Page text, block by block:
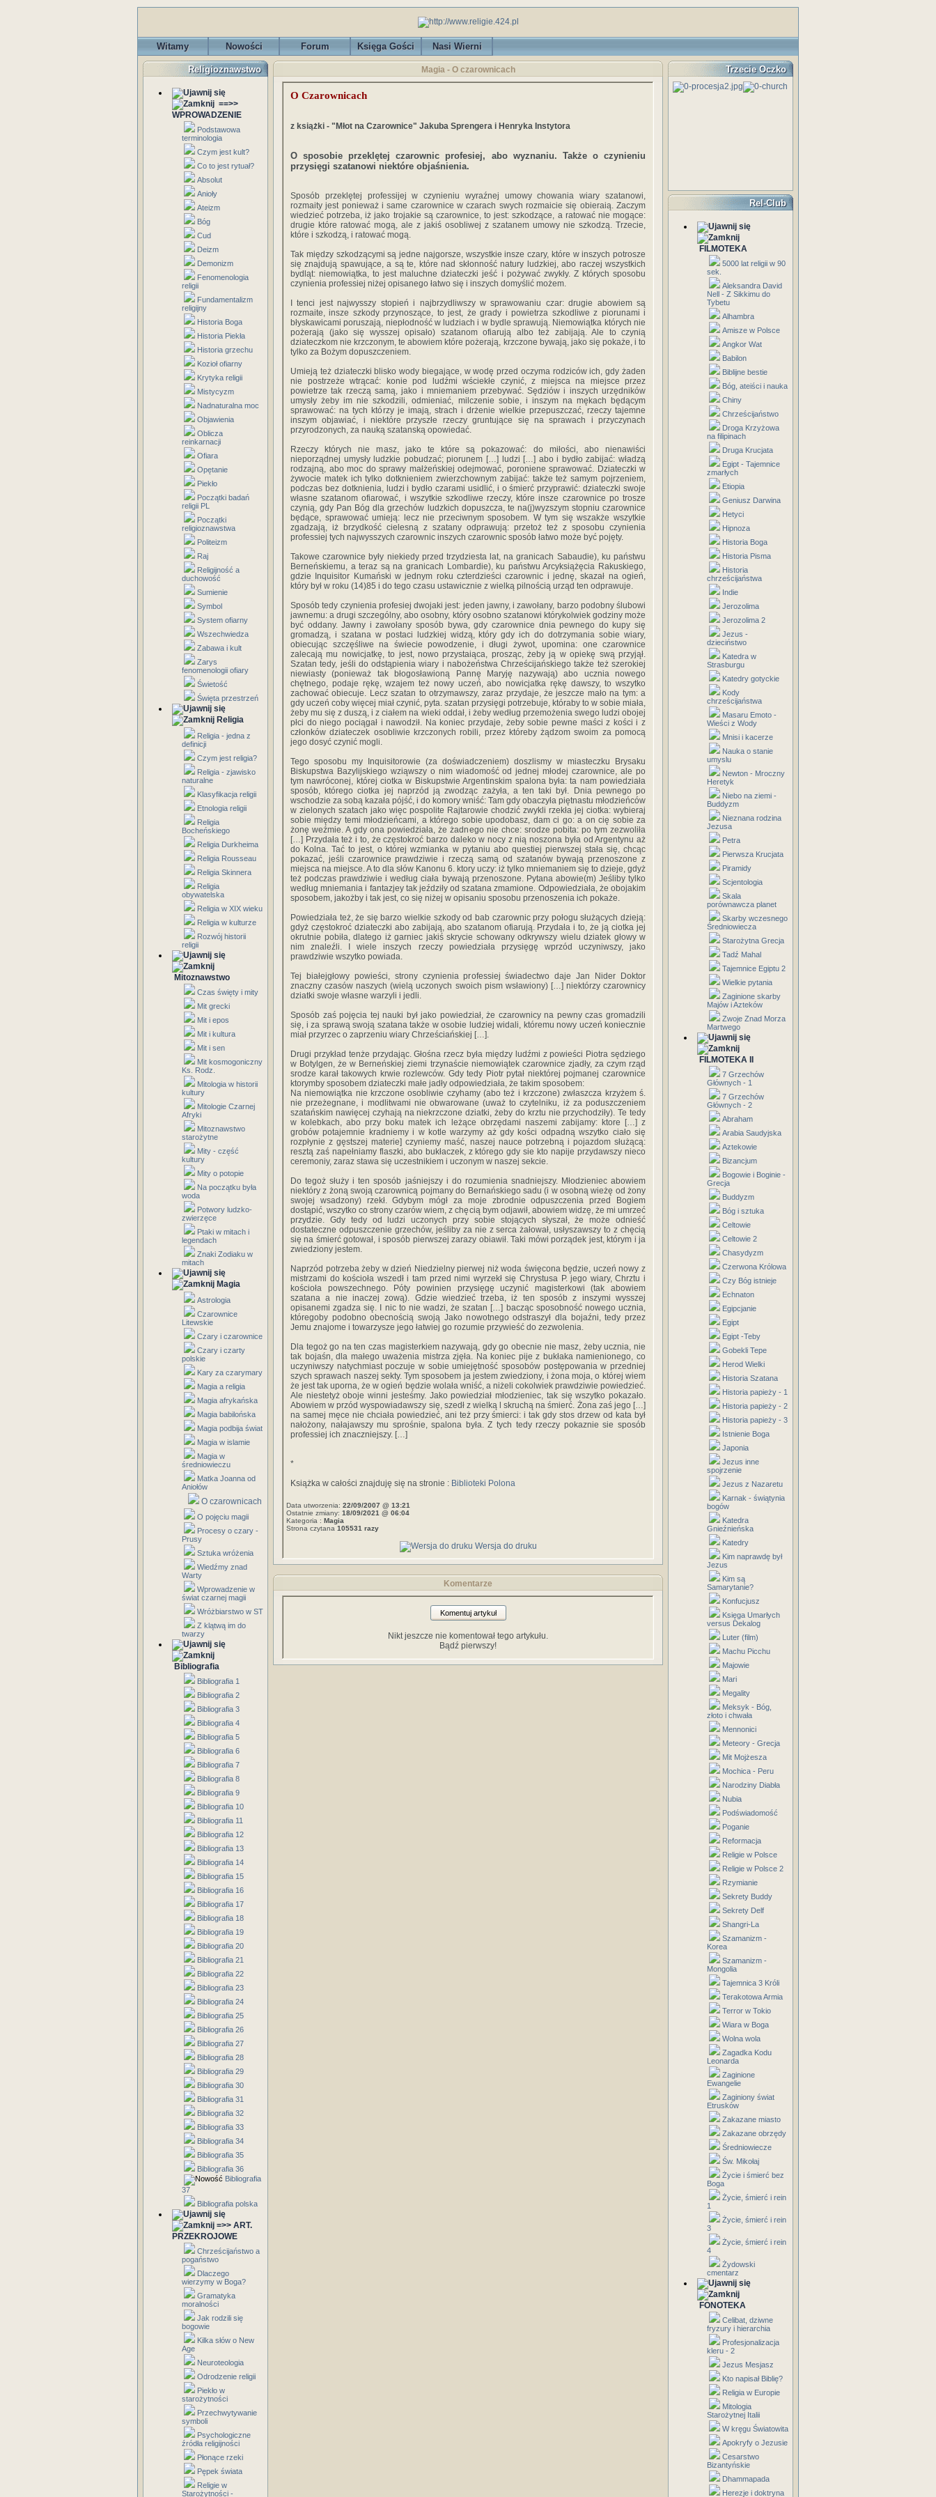
Witamy Nowości Forum Księga Gości Nasi Wierni
Religioznawstwo
==>>
WPROWADZENIE
Podstawowa
terminologia
Czym jest kult?
Co to jest rytuał?
Absolut
Anioły
Ateizm
Bóg
Cud
Deizm
Demonizm
Fenomenologia
religii
Fundamentalizm
religijny
Historia Boga
Historia Piekła
Historia grzechu
Kozioł ofiarny
Krytyka religii
Mistycyzm
Nadnaturalna moc
Objawienia
Oblicza
reinkarnacji
Ofiara
Opętanie
Piekło
Początki badań
religii PL
Początki
religioznawstwa
Politeizm
Raj
Religijność a
duchowość
Sumienie
Symbol
System ofiarny
Wszechwiedza
Zabawa i kult
Zarys
fenomenologii ofiary
Świetość
Święta przestrzeń
Religia
Religia - jedna z
definicji
Czym jest religia?
Religia - zjawisko
naturalne
Klasyfikacja religii
Etnologia religii
Religia
Bocheńskiego
Religia Durkheima
Religia Rousseau
Religia Skinnera
Religia
obywatelska
Religia w XIX wieku
Religia w kulturze
Rozwój historii
religii
Mitoznawstwo
Czas święty i mity
Mit grecki
Mit i epos
Mit i kultura
Mit i sen
Mit kosmogoniczny
Ks. Rodz.
Mitologia w historii
kultury
Mitologie Czarnej
Afryki
Mitoznawstwo
starożytne
Mity - część
kultury
Mity o potopie
Na początku była
woda
Potwory ludzko-
zwierzęce
Ptaki w mitach i
legendach
Znaki Zodiaku w
mitach
Magia
Astrologia
Czarownice
Litewskie
Czary i czarownice
Czary i czarty
polskie
Kary za czarymary
Magia a religia
Magia afrykańska
Magia babilońska
Magia podbija świat
Magia w islamie
Magia w
średniowieczu
Matka Joanna od
Aniołów
O czarownicach
O pojęciu magii
Procesy o czary -
Prusy
Sztuka wróżenia
Wiedźmy znad
Warty
Wprowadzenie w
świat czarnej magii
Wróżbiarstwo w ST
Z klątwą im do
twarzy
Bibliografia
Bibliografia 1
Bibliografia 2
Bibliografia 3
Bibliografia 4
Bibliografia 5
Bibliografia 6
Bibliografia 7
Bibliografia 8
Bibliografia 9
Bibliografia 10
Bibliografia 11
Bibliografia 12
Bibliografia 13
Bibliografia 14
Bibliografia 15
Bibliografia 16
Bibliografia 17
Bibliografia 18
Bibliografia 19
Bibliografia 20
Bibliografia 21
Bibliografia 22
Bibliografia 23
Bibliografia 24
Bibliografia 25
Bibliografia 26
Bibliografia 27
Bibliografia 28
Bibliografia 29
Bibliografia 30
Bibliografia 31
Bibliografia 32
Bibliografia 33
Bibliografia 34
Bibliografia 35
Bibliografia 36
Bibliografia
37
Bibliografia polska
=>> ART.
PRZEKROJOWE
Chrześcijaństwo a
pogaństwo
Dlaczego
wierzymy w Boga?
Gramatyka
moralności
Jak rodzili się
bogowie
Kilka słów o New
Age
Neuroteologia
Odrodzenie religii
Piekło w
starożytności
Przechwytywanie
symboli
Psychologiczne
źródła religijności
Płonące rzeki
Pępek świata
Religie w
Starożytności -
Magia - O czarownicach
O Czarownicach
z książki - "Młot na Czarownice" Jakuba Sprengera i Henryka Instytora
O sposobie przeklętej czarownic profesiej, abo wyznaniu. Także o czynieniu
przysięgi szatanowi niektóre objaśnienia.
Sposób przeklętej professijej w czynieniu wyraźnej umowy chowania wiary szatanowi,
rozmaity jest ponieważ i same czarownice w czarach swych rozmaicie się obieraią. Zaczym
wiedzieć potrzeba, iż jako trojakie są czarownice, to jest: szkodzące, a ratować nie mogące:
drugie które ratować mogą, ale z jakiś osobliwej z szatanem umowy nie szkodzą. Trzecie,
które i szkodzą, i ratować mogą.
Tak między szkodzącymi są jedne najgorsze, wszystkie insze czary, które w inszych potrosze
się znajdują spawujące, a są te, które nad skłonność natury ludzkiej, abo raczej wszystkich
bydląt: niemowiątka, to jest maluchne dziateczki jeść i pożywać zwykły. Z których sposobu
czynienia professiej niżej opisanego łatwo się i inszych domyślić możem.
I tenci jest najwysszy stopień i najbrzydliwszy w sprawowaniu czar: drugie abowiem są
rozmaite, insze szkody przynoszące, to jest, że grady i powietrza szkodliwe z piorunami i
błyskawicami poruszają, niepłodność w ludziach i w bydle sprawują. Niemowiątka których nie
pożerają (jako się wysszej opisało) szatanom ofiarują albo też zabijają. Ale to czynią
dziateczkom nie krzczonym, te abowiem które pożerają, krzczone bywają, jako się pokaże, i to
tylko za Bożym dopuszczeniem.
Umieją też dziateczki blisko wody biegające, w wodę przed oczyma rodziców ich, gdy żaden
nie postrzeże wtrącać: konie pod ludźmi wściekłe czynić, z miejsca na miejsce przez
powietrze tak rzeczą samą, jako i mniemaniem przebywać. Sędziów i inszych urzędników
umysły żeby im nie szkodzili, odmieniać, milczenie sobie, i inszym na mękach będącym
sprawować: na tych którzy je imają, strach i drżenie wielkie przepuszczać, rzeczy tajemne
inszym objawiać, i niektóre przyszłe rzeczy gruntujące się na sprawach i przyczynach
przyrodzonych, za nauką szatanską opowiedać.
Rzeczy których nie masz, jako te które są pokazować: do miłości, abo nienawiści
nieporządnej umysły ludzkie pobudzać; piorunem […] ludzi […] abo i bydło zabijać: władzą
rodzajną, abo moc do sprawy małżeńskiej odejmować, poroniene sprawować. Dziateczki w
żywocie matek ich tylko dotknieniem zwierzchownym zabijać: także też samym pojrzeniem,
podczas bez dotknienia, ludzi i bydło czarami usidlić, i o śmierć przyprawić: dziateczki swoje
własne szatanom ofiarować, i wszytkie szkodliwe rzeczy, które insze czarownice po trosze
czynią, gdy Pan Bóg dla grzechów ludzkich dopuszcza, te na(j)wyzszym stopniu czarownice
będące, sprawować umieją: lecz nie przeciwnym sposobem. W tym się wszakże wszytkie
zgadzają, iż brzydkość cielesną z szatany odprawują: przetoż też z sposobu czynienia
professiej tych najwysszych czarownic inszych czarownic sposób łatwo może być pojęty.
Takowe czarownice były niekiedy przed trzydziesta lat, na granicach Sabaudie), ku państwu
Berneńskiemu, a teraz są na granicach Lombardie), ku państwu Arcyksiążęcia Rakuskiego,
gdzie Inquisitor Kumański w jednym roku czterdzieści czarownic i jednę, skazał na ogień,
który był w roku (14)85 i do tego czasu ustawicznie z wielką pilnością urząd ten odprawuje.
Sposób tedy czynienia profesiej dwojaki jest: jeden jawny, i zawołany, barzo podobny ślubowi
jawnemu: a drugi szczególny, abo osobny, który osobno szatanowi którykolwiek godziny może
być oddany. Jawny i zawołany sposób bywa, gdy czarownice dnia pewnego do kupy się
gromadzą, i szatana w postaci ludzkiej widzą, który gdy ich do dotrzymania sobie wiary,
obiecując szczęśliwe na świecie powodzenie, i długi żywot, upomina: one czarownice
zalecają mu nowicjatkę, to jest, nowo przystaiąca, prosząc, żeby ją w opiekę swą przyjął.
Szatan tedy, jeśli do odstąpienia wiary i nabożeństwa Chrześcijańskiego także też szerokiej
niewiasty (ponieważ tak błogosławioną Pannę Maryję nazywają) abo ucznia nowego
chętnego, podaje rękę, wzajem też nowy uczeń, abo nowicjatka rękę dawszy, to wszytko
zachować obiecuje. Lecz szatan to otrzymawszy, zaraz przydaje, że jeszcze mało na tym: a
gdy uczeń coby więcej miał czynić, pyta. szatan przysięgi potrzebuje, któraby to w sobie miała,
żeby mu się z duszą, i z ciałem na wieki oddał, i żeby według przemożenia swego ludzi obojej
płci do niego pociągał i nawodził. Na koniec przydaje, żeby sobie pewne maści z kości i z
członków dziateczek osobliwie krzczonych robili, przez któreby żądzom swoim za pomocą
jego dosyć czynić mogli.
Tego sposobu my Inquisitorowie (za doświadczeniem) doszlismy w miasteczku Brysaku
Biskupstwa Bazylijskiego wziąwszy o nim wiadomość od jednej młodej czarownice, ale po
tym nawróconej, której ciotka w Biskupstwie Argentinskim spalona była: ta nam powiedziała
sposób, którego ciotka jej naprzód ją zwodząc zażyła, a ten taki był. Dnia pewnego po
wschodzie za sobą kazała pójść, i do komory wniść: Tam gdy obaczyła piętnastu młodzieńców
w zielonych szatach jako więc pospolite Rajtarowie chodzić zwykli rzekła jej ciotka: wybieraj
sobie między temi młodzieńcami, a którego sobie upodobasz, dam ci go: a on cię sobie za
żonę weźmie. A gdy ona powiedziała, że żadnego nie chce: srodze pobita: po tym zezwoliła
[…] Przydała też i to, że częstokroć barzo daleko w nocy z nią noszona była od Argentynu aż
do Kolna. Tać to jest, o której wzmianka w pytaniu abo questiej pierwszej stała się, chcąc
pokazać, jeśli czarownice prawdziwie i rzeczą samą od szatanów bywają przenoszone z
miejsca na miejsce. A to dla słów Kanonu 6. ktory uczy: iż tylko mniemaniem się to dzieje, gdyż
też podczas prawdziwie i według ciała bywają przenoszone. Pytana abowie(m) Jeśliby tylko
według mniemania i fantazjey tak jeździły od szatana zmamione. Odpowiedziała, że obojakim
sposobem, jakożby i tak jest, co się niżej w opisaniu sposobu przenoszenia ich pokaże.
Powiedziała też, że się barzo wielkie szkody od bab czarownic przy połogu służących dzieją:
gdyż częstokroć dziateczki abo zabijają, abo szatanom ofiarują. Przydała i to, że ją ciotka jej
okrutnie pobiła, dlatego iż garniec jakiś skrycie schowany odkrywszy wielu dziatek głowy w
nim znaleźli. I wiele inszych rzeczy powiedziała przysięgę wprzód uczyniwszy, jako
prawdziwie wszytko powiada.
Tej białejgłowy powieści, strony czynienia professiej świadectwo daje Jan Nider Doktor
znaczny czasów naszych (wielą uczonych swoich pism wsławiony) […] niektórzy czarownicy
dziatki swoje własne warzyli i jedli.
Sposób zaś pojęcia tej nauki był jako powiedział, że czarownicy na pewny czas gromadzili
się, i za sprawą swoją szatana także w osobie ludziej widali, któremu nowy uczeń koniecznie
miał przyrzec o zaprzeniu wiary Chrześciańskiej […].
Drugi przykład tenże przydając. Głośna rzecz była między ludźmi z powieści Piotra sędziego
w Botylgen, że w Berneńskiej ziemi trzynaście niemowiątek czarownice zjadły, za czym rząd
srodze karał takowych krwie rozlewców. Gdy tedy Piotr pytał niektórej pojmanej czarownice
ktorymby sposobem dziateczki małe jadły odpowiedziała, że takim sposobem:
Na niemowiątka nie krzczone osobliwie czyhamy (abo też i krzczone) zwłaszcza krzyżem ś.
nie przeżegnane, i modlitwami nie obwarowane (uważ to czytelniku, iż za poduszczeniem
szatańskim nawięcej czyhają na niekrzczone dziatki, żeby do krztu nie przychodziły). Te tedy
w kolebkach, abo przy boku matek ich leżące obrzędami naszemi zabijamy: ktore […] z
grobów potajemnie kradniemy i w kotle warzymy aż gdy kości odpadną wszytko ciało się
rozpłynie z gęstszej materie] czyniemy maść, naszej nauce potrzebną i pojazdom służącą:
resztą zaś napełniamy flaszki, abo bukłaczek, z którego gdy sie kto napije przydawszy nieco
ceremoniy, zaraz stawa się uczestnikiem i uczonym w naszej sekcie.
Do tegoż służy i ten sposób jaśniejszy i do rozumienia snadniejszy. Młodzieniec abowiem
niektóry z żoną swoją czarownicą pojmany do Bernańskiego sadu (i w osobną wieżę od żony
swojej wsadzony) rzekł. Gdybym mógł za moje zbrodnie odpuszczenia przed Bogiem
dostąpić, wszytko co strony czarów wiem, z chęcią bym odjawił, abowiem widzę, że mi umrzeć
przydzie. Gdy tedy od ludzi uczonych przy sobie stojących słyszał, że może odnieść
dostateczne odpuszczenie grzechów, jeśliby za nie z serca żałował, usłyszawszy to z chęcią
się na śmierć gotował, i sposób pierwszej zarazy obiawił. Taki mówi porządek jest, którym i ja
zwiedziony jestem.
Naprzód potrzeba żeby w dzień Niedzielny pierwej niż woda święcona będzie, uczeń nowy z
mistrzami do kościoła wszedł i tam przed nimi wyrzekł się Chrystusa P. jego wiary, Chrztu i
kościoła powszechnego. Póty powinien przysięgę uczynić magisterkowi (tak abowiem
szatana a nie inaczej zową). Gdzie wiedzieć trzeba, iż ten sposób z inszymi wysszej
opisanemi zgadza się. I nic to nie wadzi, że szatan […] bacząc sposobność nowego ucznia,
któregoby podobno obecnością swoją Jako nowotnego odstraszył dla bojaźni, tedy przez
Jemu znajome i towarzysze jego łatwiej go rozumie przywieść do zezwolenia.
Dla tegoż go na ten czas magisterkiem nazywają, gdy go obecnie nie masz, żeby ucznia, nie
tak bojaśn, dla małego uważenia mistrza zjęła. Na koniec pije z bukłaka namienionego, co
uczyniwszy natychmiast poczuje w sobie umiejętność sposobów postępowania w przedniej
szych sprawach naszej sekty. Tym sposobem ja jestem zwiedziony, i żona moja, o której wiem
że jest tak uporna, że w ogień będzie wolała wniść, a niżeli cokolwiek prawdziwie powiedzieć.
Ale niestetyż oboje winni jesteśmy. Jako powiedział młodzieniec, tak się wszytko pokazało.
Abowiem w przód wyspowiadawszy się, szedł z wielką l skruchą na śmierć. Żona zaś jego […]
na samej męce nie chciała powiedzieć, ani też przy śmierci: i tak gdy stos drzew od kata był
nałożony, nałajawszy mu sprośnie, spalona była. Z tych tedy rzeczy pokaznie sie sposób
professiej ich znaczniejszy. […]
*
Książka w całości znajduję się na stronie : Biblioteki Polona
Data utworzenia: 22/09/2007 @ 13:21
Ostatnie zmiany: 18/09/2021 @ 06:04
Kategoria : Magia
Strona czytana 105531 razy
Wersja do druku
Komentarze
Komentuj artykuł
Nikt jeszcze nie komentował tego artykułu.
Bądź pierwszy!
Trzecie Oczko
Rel-Club
FILMOTEKA
5000 lat religii w 90
sek.
Aleksandra David
Nell - Z Sikkimu do
Tybetu
Alhambra
Amisze w Polsce
Angkor Wat
Babilon
Biblijne bestie
Bóg, ateiści i nauka
Chiny
Chrześcijaństwo
Droga Krzyżowa
na filipinach
Druga Krucjata
Egipt - Tajemnice
zmarłych
Etiopia
Geniusz Darwina
Hetyci
Hipnoza
Historia Boga
Historia Pisma
Historia
chrześcijaństwa
Indie
Jerozolima
Jerozolima 2
Jezus -
dzieciństwo
Katedra w
Strasburgu
Katedry gotyckie
Kody
chrześcijaństwa
Masaru Emoto -
Wieści z Wody
Mnisi i kacerze
Nauka o stanie
umyslu
Newton - Mroczny
Heretyk
Niebo na ziemi -
Buddyzm
Nieznana rodzina
Jezusa
Petra
Pierwsza Krucjata
Piramidy
Scjentologia
Skala
porównawcza planet
Skarby wczesnego
Średniowiecza
Starożytna Grecja
Tadź Mahal
Tajemnice Egiptu 2
Wielkie pytania
Zaginione skarby
Majów i Azteków
Zwoje Znad Morza
Martwego
FILMOTEKA II
7 Grzechów
Głównych - 1
7 Grzechów
Głównych - 2
Abraham
Arabia Saudyjska
Aztekowie
Bizancjum
Bogowie i Boginie -
Grecja
Buddyzm
Bóg i sztuka
Celtowie
Celtowie 2
Chasydyzm
Czerwona Królowa
Czy Bóg istnieje
Echnaton
Egipcjanie
Egipt
Egipt -Teby
Gobekli Tepe
Herod Wielki
Historia Szatana
Historia papieży - 1
Historia papieży - 2
Historia papieży - 3
Istnienie Boga
Japonia
Jezus inne
spojrzenie
Jezus z Nazaretu
Karnak - świątynia
bogów
Katedra
Gnieźnieńska
Katedry
Kim naprawdę był
Jezus
Kim są
Samarytanie?
Konfucjusz
Księga Umarłych
versus Dekalog
Luter (film)
Machu Picchu
Majowie
Mari
Megality
Meksyk - Bóg,
złoto i chwała
Mennonici
Meteory - Grecja
Mit Mojżesza
Mochica - Peru
Narodziny Diabła
Nubia
Podświadomość
Poganie
Reformacja
Religie w Polsce
Religie w Polsce 2
Rzymianie
Sekrety Buddy
Sekrety Delf
Shangri-La
Szamanizm -
Korea
Szamanizm -
Mongolia
Tajemnica 3 Króli
Terakotowa Armia
Terror w Tokio
Wiara w Boga
Wolna wola
Zagadka Kodu
Leonarda
Zaginione
Ewangelie
Zaginiony świat
Etrusków
Zakazane miasto
Zakazane obrzędy
Średniowiecze
Św. Mikołaj
Życie i śmierć bez
Boga
Życie, śmierć i rein
1
Życie, śmierć i rein
3
Życie, śmierć i rein
4
Żydowski
cmentarz
FONOTEKA
Celibat, dziwne
fryzury i hierarchia
Profesjonalizacja
kleru - 2
Jezus Mesjasz
Kto napisał Biblię?
Religia w Europie
Mitologia
Starożytnej Italii
W kręgu Światowita
Apokryfy o Jezusie
Cesarstwo
Bizantyńskie
Dhammapada
Herezje i doktryna